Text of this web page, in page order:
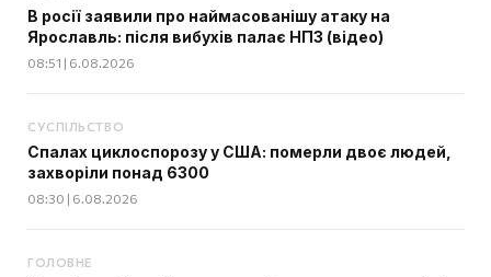
В росії заявили про наймасованішу атаку на
Ярославль: після вибухів палає НПЗ (відео)
08:51 | 6.08.2026
СУСПІЛЬСТВО
Спалах циклоспорозу у США: померли двоє людей,
захворіли понад 6300
08:30 | 6.08.2026
ГОЛОВНЕ